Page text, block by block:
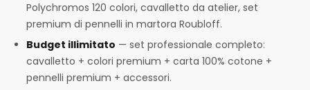
Polychromos 120 colori, cavalletto da atelier, set
premium di pennelli in martora Roubloff.
Budget illimitato — set professionale completo:
cavalletto + colori premium + carta 100% cotone +
pennelli premium + accessori.